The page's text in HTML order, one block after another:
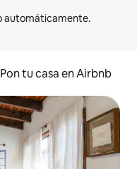
Pon tu casa en Airbnb